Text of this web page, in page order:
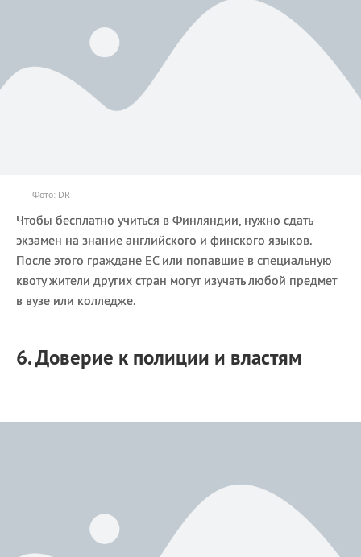
Фото: DR
Чтобы бесплатно учиться в Финляндии, нужно сдать
экзамен на знание английского и финского языков.
После этого граждане ЕС или попавшие в специальную
квоту жители других стран могут изучать любой предмет
в вузе или колледже.
6. Доверие к полиции и властям